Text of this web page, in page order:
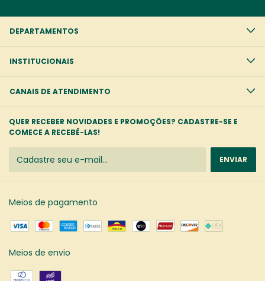
DEPARTAMENTOS
INSTITUCIONAIS
CANAIS DE ATENDIMENTO
QUER RECEBER NOVIDADES E PROMOÇÕES? CADASTRE-SE E
COMECE A RECEBÊ-LAS!
Meios de pagamento
Meios de envio